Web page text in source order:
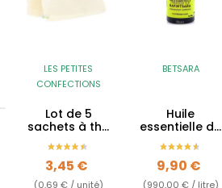
LES PETITES
CONFECTIONS
Lot de 5
sachets à thé
réutilisables
en coton BIO
Prix
3,45 €
(0,69 € / unité)
BETSARA
Huile
essentielle de
Ravintsara BIO
Prix
9,90 €
(990,00 € / litre)